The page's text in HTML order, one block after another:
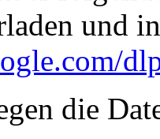
und
die